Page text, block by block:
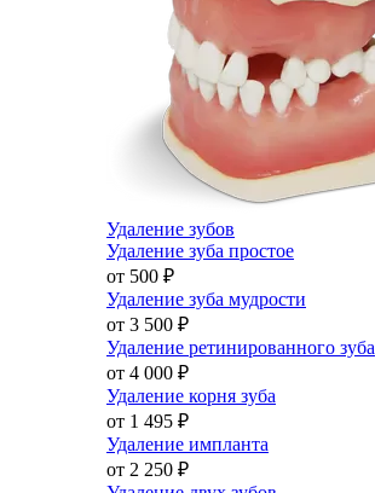
Удаление зубов
Удаление зуба простое
от 500 ₽
Удаление зуба мудрости
от 3 500 ₽
Удаление ретинированного зуба
от 4 000 ₽
Удаление корня зуба
от 1 495 ₽
Удаление импланта
от 2 250 ₽